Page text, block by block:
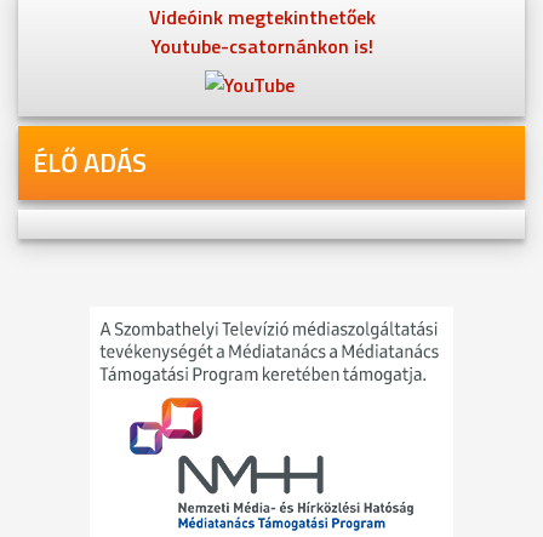
Videóink megtekinthetőek
Youtube-csatornánkon is!
ÉLŐ ADÁS